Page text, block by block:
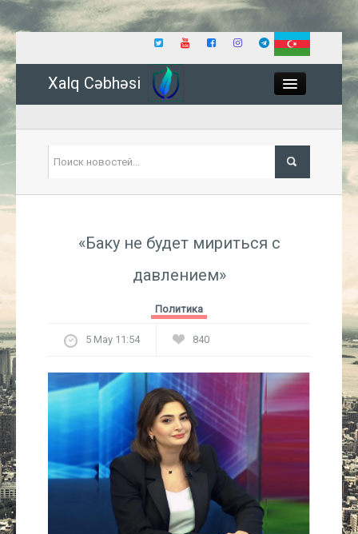
Xalq Cəbhəsi
Экономика
Культура
Интервью
Виды спорта
Проект
«Баку не будет мириться с
давлением»
Политика
5 May 11:54 840